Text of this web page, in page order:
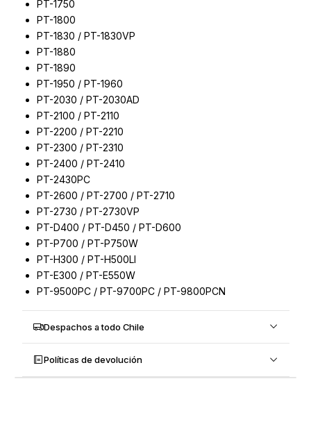
PT-1750
PT-1800
PT-1830 / PT-1830VP
PT-1880
PT-1890
PT-1950 / PT-1960
PT-2030 / PT-2030AD
PT-2100 / PT-2110
PT-2200 / PT-2210
PT-2300 / PT-2310
PT-2400 / PT-2410
PT-2430PC
PT-2600 / PT-2700 / PT-2710
PT-2730 / PT-2730VP
PT-D400 / PT-D450 / PT-D600
PT-P700 / PT-P750W
PT-H300 / PT-H500LI
PT-E300 / PT-E550W
PT-9500PC / PT-9700PC / PT-9800PCN
Despachos a todo Chile
Políticas de devolución